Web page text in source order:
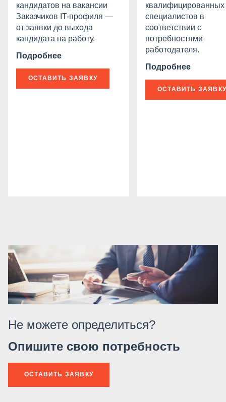
кандидатов на вакансии
Заказчиков IT-профиля —
от заявки до выхода
кандидата на работу.
Подробнее
ОСТАВИТЬ ЗАЯВКУ
квалифицированных
специалистов в
соответствии с
потребностями
работодателя.
Подробнее
ОСТАВИТЬ ЗАЯВКУ
Не можете определиться?
Опишите свою потребность
ОСТАВИТЬ ЗАЯВКУ